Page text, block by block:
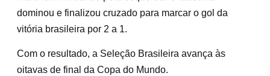
dominou e finalizou cruzado para marcar o gol da
vitória brasileira por 2 a 1.
Com o resultado, a Seleção Brasileira avança às
oitavas de final da Copa do Mundo.